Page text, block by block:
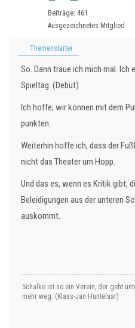
Beiträge: 461
Ausgezeichnetes Mitglied
Themenstarter
So. Dann traue ich mich mal. Ich
Spieltag. (Debüt)
Ich hoffe, wir können mit dem
punkten.
Weiterhin hoffe ich, dass der
nicht das Theater um Hopp.
Und das es, wenn es Kritik gibt,
Beleidigungen aus der unteren
auskommt.
Schalke ist so ein Verein, der geht
mehr weg. (Klaas-Jan Huntelaar)